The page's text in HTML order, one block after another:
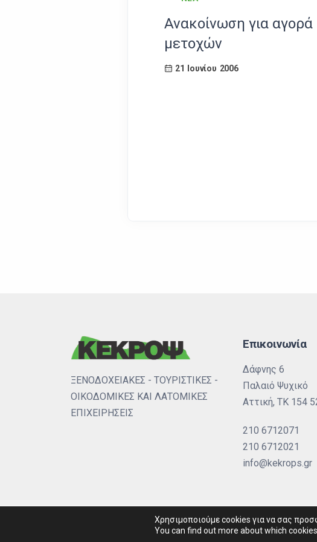
Ανακοίνωση για αγορά
μετοχών
21 Ιουνίου 2006
ΞΕΝΟΔΟΧΕΙΑΚΕΣ - ΤΟΥΡΙΣΤΙΚΕΣ -
ΟΙΚΟΔΟΜΙΚΕΣ ΚΑΙ ΛΑΤΟΜΙΚΕΣ
ΕΠΙΧΕΙΡΗΣΕΙΣ
Επικοινωνία
Δάφνης 6
Παλαιό Ψυχικό
Αττική, ΤΚ 154
210 6712071
210 6712021
info@kekrops.gr
Χρησιμοποιούμε cookies για να σας
You can find out more about which